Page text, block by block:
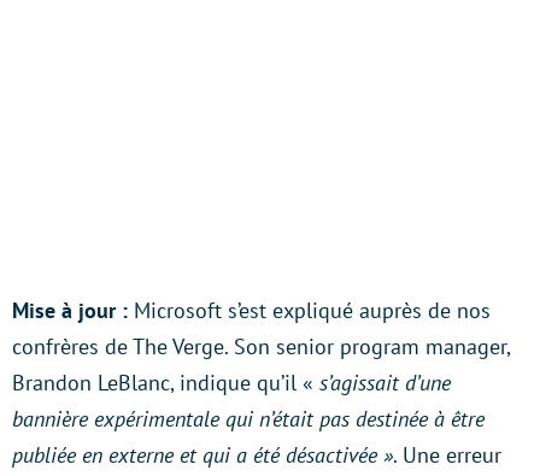
Mise à jour : Microsoft s’est expliqué auprès de nos
confrères de The Verge. Son senior program manager,
Brandon LeBlanc, indique qu’il « s’agissait d’une
bannière expérimentale qui n’était pas destinée à être
publiée en externe et qui a été désactivée ». Une erreur